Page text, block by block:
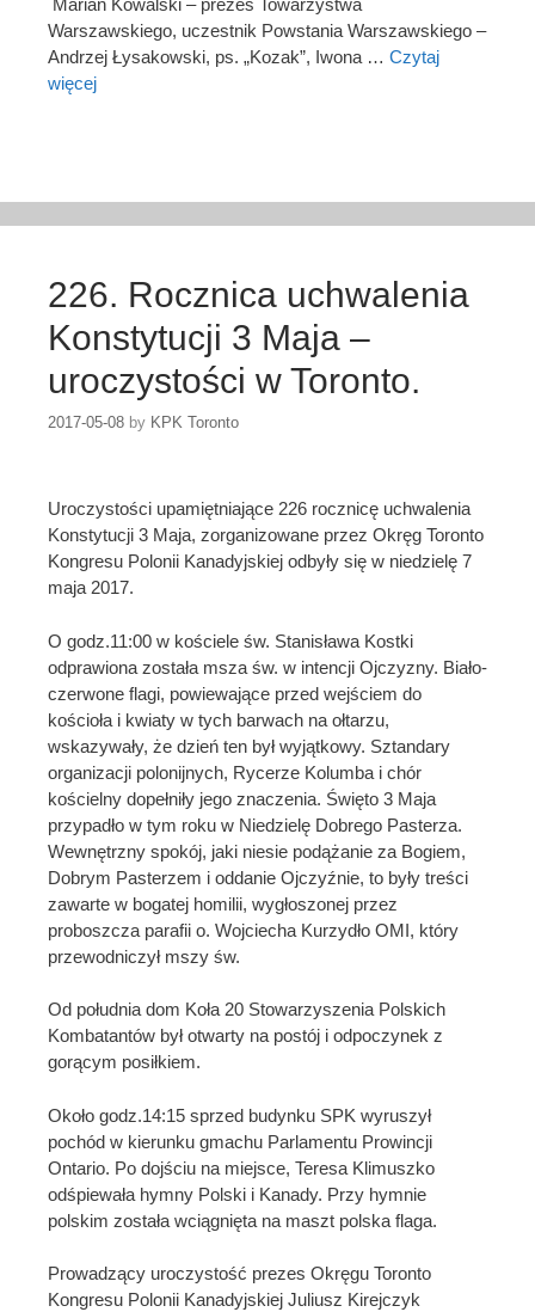
Marian Kowalski – prezes Towarzystwa
Warszawskiego, uczestnik Powstania Warszawskiego –
Andrzej Łysakowski, ps. „Kozak”, Iwona … Czytaj
więcej
226. Rocznica uchwalenia
Konstytucji 3 Maja –
uroczystości w Toronto.
2017-05-08 by KPK Toronto
Uroczystości upamiętniające 226 rocznicę uchwalenia
Konstytucji 3 Maja, zorganizowane przez Okręg Toronto
Kongresu Polonii Kanadyjskiej odbyły się w niedzielę 7
maja 2017.
O godz.11:00 w kościele św. Stanisława Kostki
odprawiona została msza św. w intencji Ojczyzny. Biało-
czerwone flagi, powiewające przed wejściem do
kościoła i kwiaty w tych barwach na ołtarzu,
wskazywały, że dzień ten był wyjątkowy. Sztandary
organizacji polonijnych, Rycerze Kolumba i chór
kościelny dopełniły jego znaczenia. Święto 3 Maja
przypadło w tym roku w Niedzielę Dobrego Pasterza.
Wewnętrzny spokój, jaki niesie podążanie za Bogiem,
Dobrym Pasterzem i oddanie Ojczyźnie, to były treści
zawarte w bogatej homilii, wygłoszonej przez
proboszcza parafii o. Wojciecha Kurzydło OMI, który
przewodniczył mszy św.
Od południa dom Koła 20 Stowarzyszenia Polskich
Kombatantów był otwarty na postój i odpoczynek z
gorącym posiłkiem.
Około godz.14:15 sprzed budynku SPK wyruszył
pochód w kierunku gmachu Parlamentu Prowincji
Ontario. Po dojściu na miejsce, Teresa Klimuszko
odśpiewała hymny Polski i Kanady. Przy hymnie
polskim została wciągnięta na maszt polska flaga.
Prowadzący uroczystość prezes Okręgu Toronto
Kongresu Polonii Kanadyjskiej Juliusz Kirejczyk